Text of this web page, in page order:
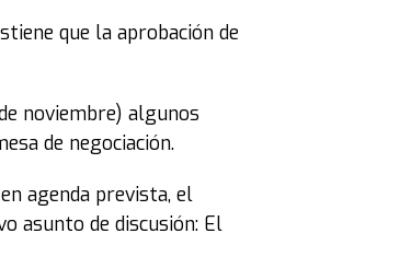
que la aprobación de
noviembre) algunos
de negociación.
agenda prevista, el
asunto de discusión: El